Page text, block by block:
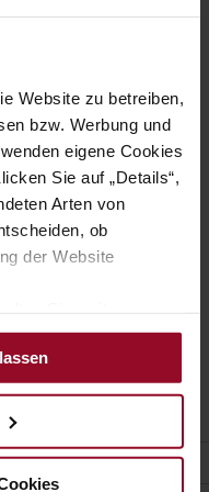
Website zu betreiben,
bzw. Werbung und
eigene Cookies
Sie auf „Details“,
Arten von
ob
der Website
schneller zur Kasse
Bestellungen